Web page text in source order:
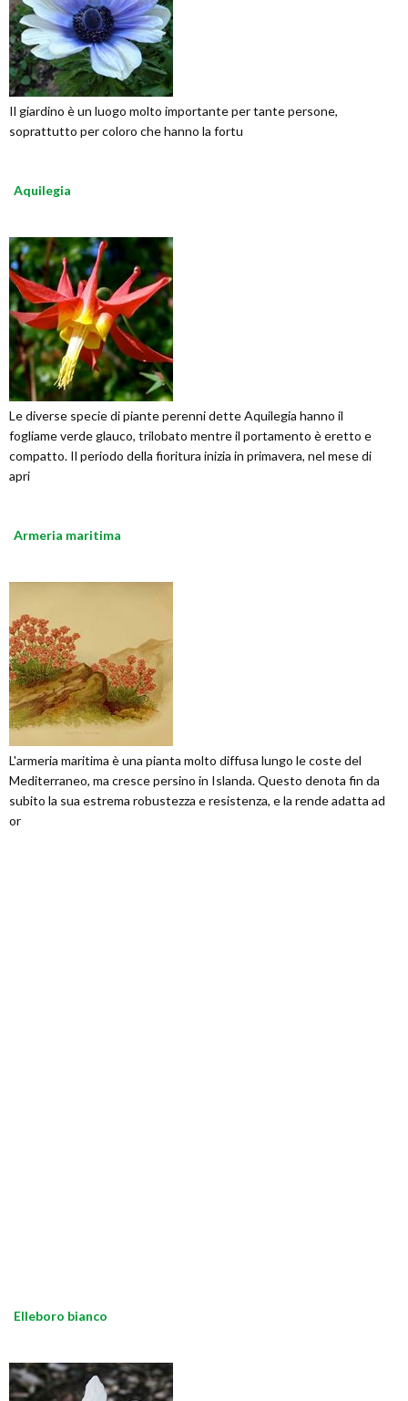
Il giardino è un luogo molto importante per tante persone,
soprattutto per coloro che hanno la fortu
Aquilegia
Le diverse specie di piante perenni dette Aquilegia hanno il
fogliame verde glauco, trilobato mentre il portamento è eretto e
compatto. Il periodo della fioritura inizia in primavera, nel mese di
apri
Armeria maritima
L'armeria maritima è una pianta molto diffusa lungo le coste del
Mediterraneo, ma cresce persino in Islanda. Questo denota fin da
subito la sua estrema robustezza e resistenza, e la rende adatta ad
or
Elleboro bianco